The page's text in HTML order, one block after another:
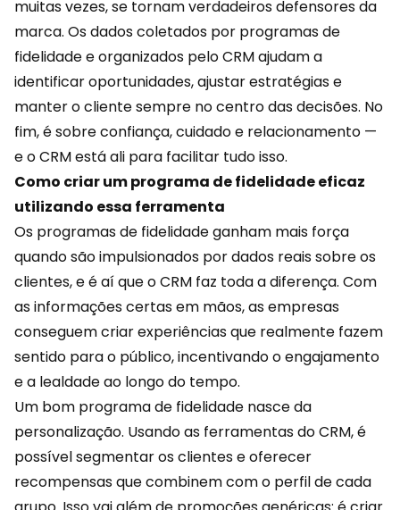
muitas vezes, se tornam verdadeiros defensores da
marca. Os dados coletados por programas de
fidelidadee organizados pelo CRM ajudam a
identificar oportunidades, ajustar estratégias e
manter o cliente sempre no centro das decisões. No
fim, é sobre confiança, cuidado e relacionamento —
e o CRM está ali para facilitar tudo isso.
Como criar um programa de fidelidade eficaz
utilizando essa ferramenta
Os programas de fidelidade ganham mais força
quando são impulsionados pordados reaissobre os
clientes, e é aí que o CRM faz toda a diferença. Com
as informações certas em mãos, as empresas
conseguem criar experiências que realmente fazem
sentido para o público, incentivando o engajamento
e a lealdade ao longo do tempo.
Um bom programa de fidelidade nasce da
personalização. Usando as ferramentas do CRM, é
possível segmentar os clientes e oferecer
recompensas que combinem com o perfil de cada